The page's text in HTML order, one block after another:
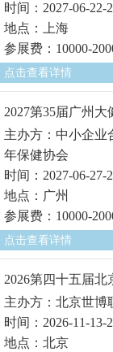
时间：2027-06-22-
地点：上海
参展费：10000-
点击查看详情
2027第35届广州
主办方：中小企业
年保健协会
时间：2027-06-27-
地点：广州
参展费：10000-
点击查看详情
2026第四十五届
主办方：北京世博
时间：2026-11-13-
地点：北京